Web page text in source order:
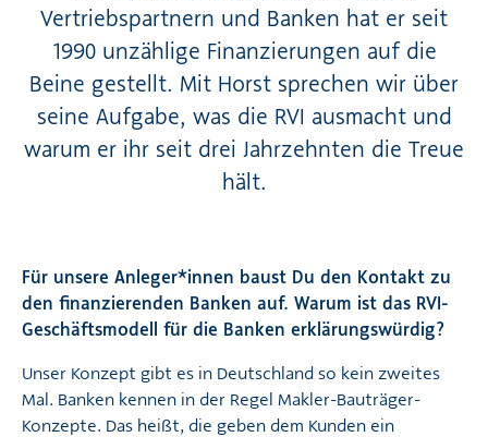
Vertriebspartnern und Banken hat er seit
1990 unzählige Finanzierungen auf die
Beine gestellt. Mit Horst sprechen wir über
seine Aufgabe, was die RVI ausmacht und
warum er ihr seit drei Jahrzehnten die Treue
hält.
Für unsere Anleger*innen baust Du den Kontakt zu
den finanzierenden Banken auf. Warum ist das RVI-
Geschäftsmodell für die Banken erklärungswürdig?
Unser Konzept gibt es in Deutschland so kein zweites
Mal. Banken kennen in der Regel Makler-Bauträger-
Konzepte. Das heißt, die geben dem Kunden ein